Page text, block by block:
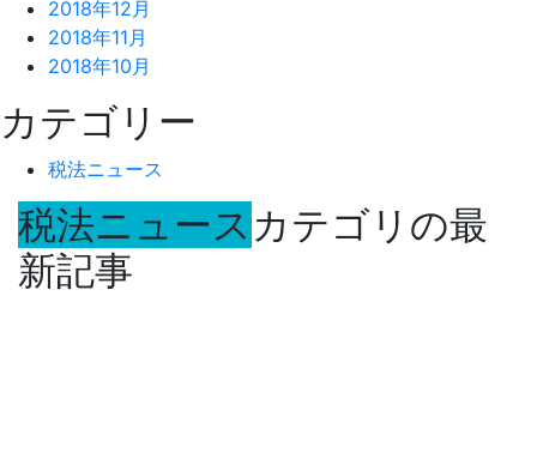
2018年12月
2018年11月
2018年10月
カテゴリー
税法ニュース
税法ニュース カテゴリの最
新記事